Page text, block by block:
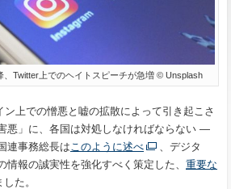
、Twitter上でのヘイトスピーチが急増 © Unsplash
ン上での憎悪と嘘の拡散によって引き起こさ
悪」に、各国は対処しなければならない ―
連事務総長は このように述べ
、デジタ
情報の誠実性を強化すべく策定した、 重要な
た。